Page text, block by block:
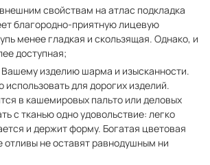
свойствам на атлас подкладка
благородно-приятную лицевую
менее гладкая и скользящая. Однако, и
доступная;
Вашему изделию шарма и изысканности.
использовать для дорогих изделий.
в кашемировых пальто или деловых
с тканью одно удовольствие: легко
и держит форму. Богатая цветовая
отливы не оставят равнодушным ни